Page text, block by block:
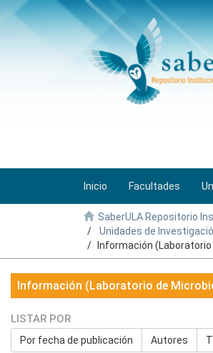
Inicio Facultades
SaberULA Repositorio
Unidades de
Información
Información (Laboratorio de
LISTAR POR
Por fecha de publicación Autores